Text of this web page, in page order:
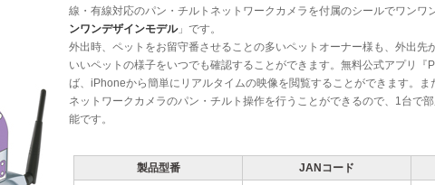
線・有線対応のパン・チルトネットワークカメラを付属のシールでワンワ
ンワンデザインモデル」です。
外出時、ペットをお留守番させることの多いペットオーナー様も、外出先
いいペットの様子をいつでも確認することができます。無料公式アプリ『
ば、iPhoneから簡単にリアルタイムの映像を閲覧することができます。ま
ネットワークカメラのパン・チルト操作を行うことができるので、1台で
能です。
製品型番 JANコード